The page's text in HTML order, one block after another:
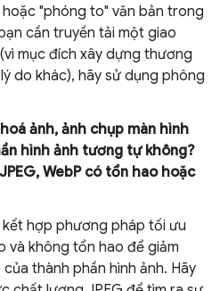
hoặc "phóng to" văn bản trong
cần truyền tải một giao
mục đích xây dựng thương
do khác), hãy sử dụng phông
ảnh, ảnh chụp màn hình
hình ảnh tương tự không?
WebP có tổn hao hoặc
kết hợp phương pháp tối ưu
và không tổn hao để giảm
thành phần hình ảnh. Hãy